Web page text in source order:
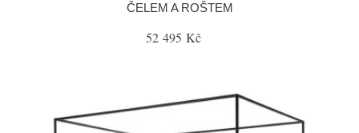
ČELEM A ROŠTEM
52 495 Kč